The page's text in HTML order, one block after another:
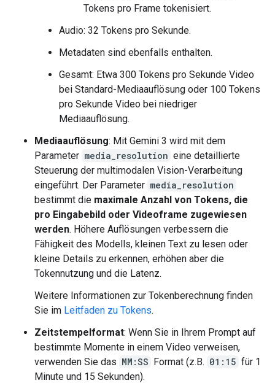
Tokens pro Frame tokenisiert.
Audio: 32 Tokens pro Sekunde.
Metadaten sind ebenfalls enthalten.
Gesamt: Etwa 300 Tokens pro Sekunde Video
bei Standard-Mediaauflösung oder 100 Tokens
pro Sekunde Video bei niedriger
Mediaauflösung.
Mediaauflösung: Mit Gemini 3 wird mit dem
Parameter media_resolution eine detaillierte
Steuerung der multimodalen Vision-Verarbeitung
eingeführt. Der Parameter media_resolution
bestimmt die maximale Anzahl von Tokens, die
pro Eingabebild oder Videoframe zugewiesen
werden. Höhere Auflösungen verbessern die
Fähigkeit des Modells, kleinen Text zu lesen oder
kleine Details zu erkennen, erhöhen aber die
Tokennutzung und die Latenz.
Weitere Informationen zur Tokenberechnung finden
Sie im Leitfaden zu Tokens.
Zeitstempelformat: Wenn Sie in Ihrem Prompt auf
bestimmte Momente in einem Video verweisen,
verwenden Sie das MM:SS Format (z.B. 01:15 für 1
Minute und 15 Sekunden).